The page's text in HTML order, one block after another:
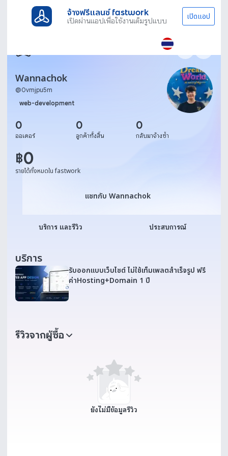
จ้างฟรีแลนซ์ fastwork
เปิดผ่านแอปเพื่อใช้งานเต็มรูปแบบ เปิดแอป
Wannachok
@0vmjpu5m
web-development
0
ออเดอร์
0
ลูกค้าทั้งสิ้น
0
กลับมาจ้างซ้ำ
฿0
รายได้ทั้งหมดใน fastwork
แชทกับ Wannachok
แชทกับ Wannachok
บริการ และรีวิว ประสบการณ์
บริการ
รับออกแบบเว็บไซต์ ไม่ใช้เท็มเพลตสำเร็จรูป ฟรี
ค่าHosting+Domain 1 ปี
รีวิวจากผู้ซื้อ
ยังไม่มีข้อมูลรีวิว